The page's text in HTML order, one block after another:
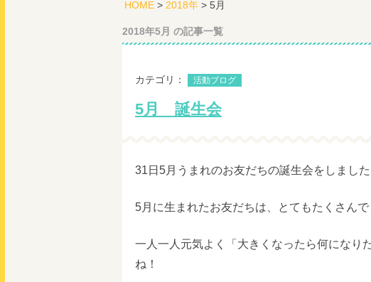
HOME> 2018年> 5月
2018年5月 の記事一覧
カテゴリ： 活動ブログ
5月 誕生会
31日5月うまれのお友だちの誕生会をしました
5月に生まれたお友だちは、とてもたくさん
一人一人元気よく「大きくなったら何になり
ね！